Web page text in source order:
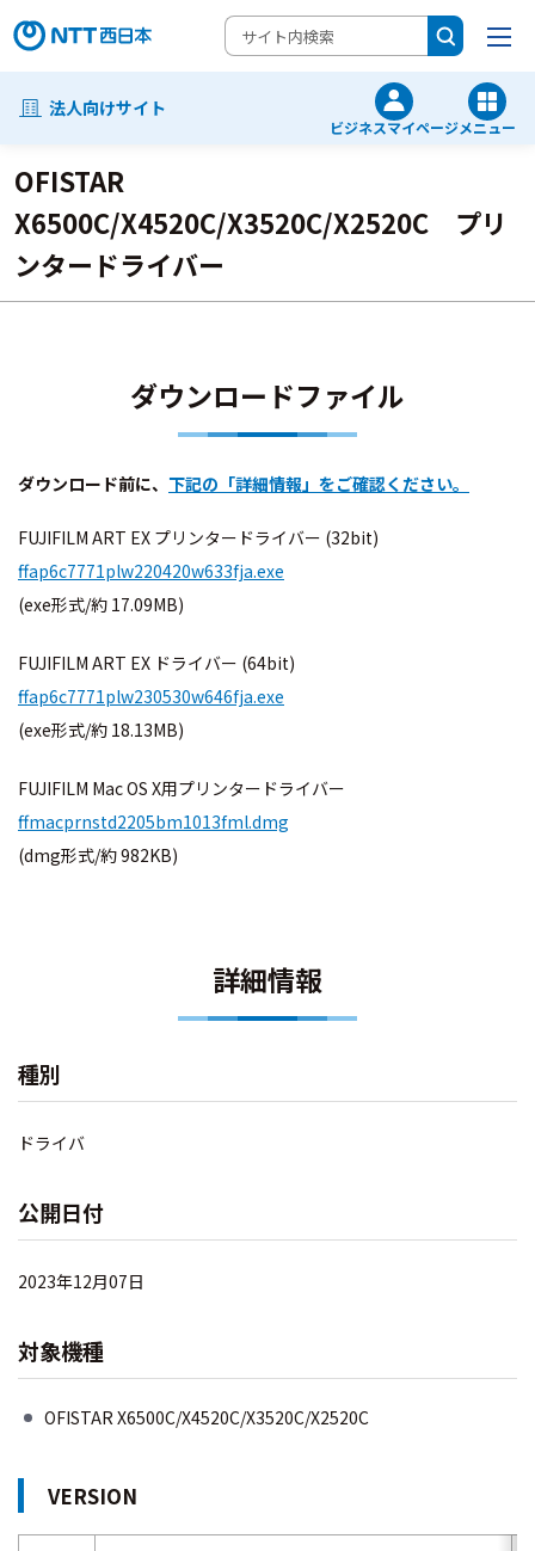
法人向けサイト
ビジネスマイページメニュー
OFISTAR
X6500C/X4520C/X3520C/X2520C プリ
ンタードライバー
ダウンロードファイル
ダウンロード前に、 下記の「詳細情報」をご確認ください。
FUJIFILM ART EX プリンタードライバー (32bit)
ffap6c7771plw220420w633fja.exe
(exe形式/約 17.09MB)
FUJIFILM ART EX ドライバー (64bit)
ffap6c7771plw230530w646fja.exe
(exe形式/約 18.13MB)
FUJIFILM Mac OS X用プリンタードライバー
ffmacprnstd2205bm1013fml.dmg
(dmg形式/約 982KB)
詳細情報
種別
ドライバ
公開日付
2023年12月07日
対象機種
OFISTAR X6500C/X4520C/X3520C/X2520C
VERSION